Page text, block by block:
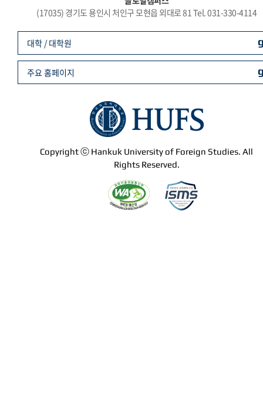
(17035) 경기도 용인시 처인구 모현읍 외대로 81 Tel. 031-330-4114
Copyright ⓒ Hankuk University of Foreign Studies. All
Rights Reserved.
대학 / 대학원
주요 홈페이지